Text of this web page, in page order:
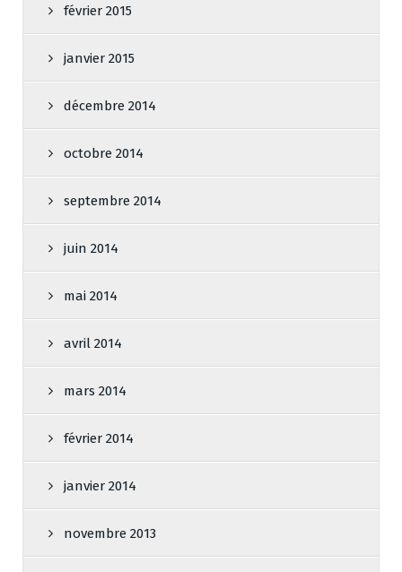
février 2015
janvier 2015
décembre 2014
octobre 2014
septembre 2014
juin 2014
mai 2014
avril 2014
mars 2014
février 2014
janvier 2014
novembre 2013